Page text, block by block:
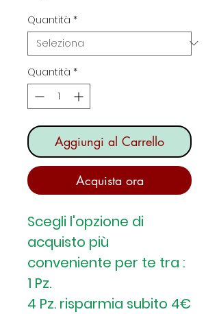
Quantità *
Quantità *
Aggiungi al Carrello
Acquista ora
Scegli l'opzione di
acquisto più
conveniente per te tra :
1 Pz.
4 Pz. risparmia subito 4€